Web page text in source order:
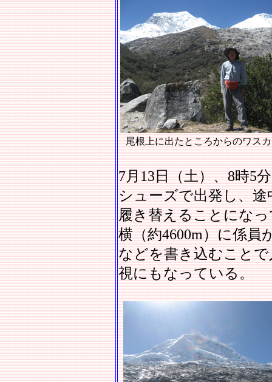
尾根上に出たところからのワス
7月13日（土）、8時5
シューズで出発し、
履き替えることにな
横（約4600m）に係員
などを書き込むこと
視にもなっている。